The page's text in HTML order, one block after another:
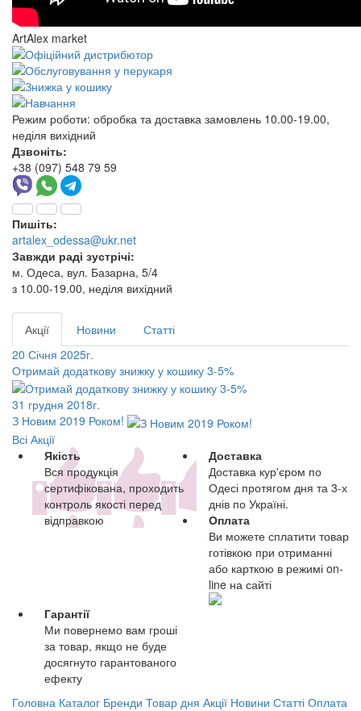
ArtAlex market
Режим роботи: обробка та доставка замовлень 10.00-19.00,
неділя вихідний
Дзвоніть:
+38 (097) 548 79 59
Пишіть:
artalex_odessa@ukr.net
Завжди раді зустрічі:
м. Одеса, вул. Базарна, 5/4
з 10.00-19.00, неділя вихідний
Акції Новини
Статті
20 Січня 2025г.
Отримай додаткову знижку у кошику 3-5%
31 грудня 2018г.
З Новим 2019 Роком!
Всі Акції
Якість
Вся продукція
сертифікована, проходить
контроль якості перед
відправкою
Доставка
Доставка кур'єром по
Одесі протягом дня та 3-х
днів по Україні.
Оплата
Ви можете сплатити товар
готівкою при отриманні
або карткою в режимі on-
line на сайті
Гарантії
Ми повернемо вам гроші
за товар, якщо не буде
досягнуто гарантованого
ефекту
Головна Каталог Бренди Товар дня Акції Новини Статті Оплата